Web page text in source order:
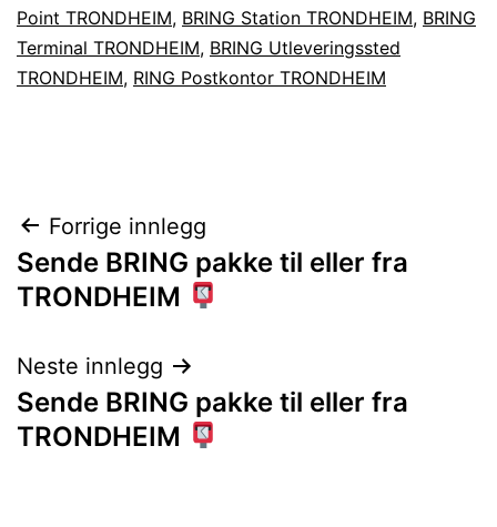
Point TRONDHEIM, BRING Station TRONDHEIM, BRING
Terminal TRONDHEIM, BRING Utleveringssted
TRONDHEIM, RING Postkontor TRONDHEIM
Innleggsnavigasjon
Forrige innlegg
Sende BRING pakke til eller fra
TRONDHEIM
Neste innlegg
Sende BRING pakke til eller fra
TRONDHEIM